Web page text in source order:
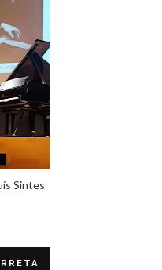
Sintes